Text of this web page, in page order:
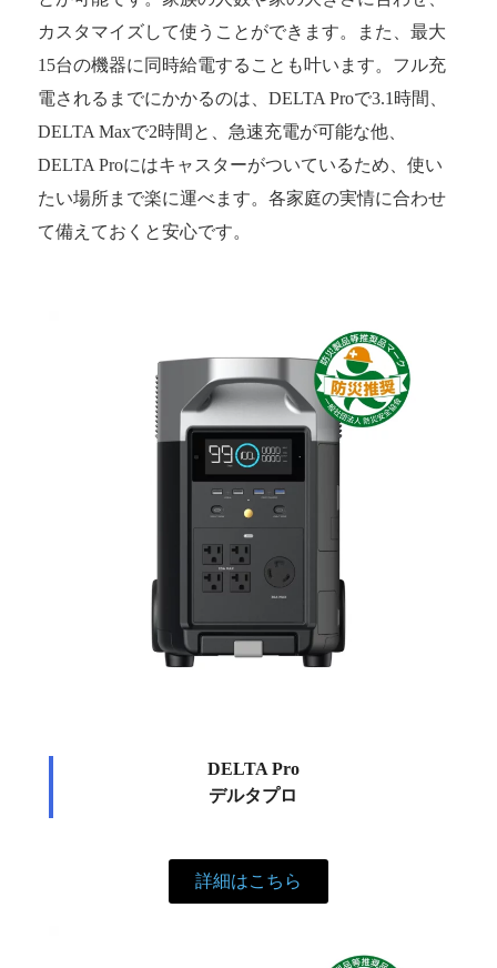
カスタマイズして使うことができます。また、最大
15台の機器に同時給電することも叶います。フル充
電されるまでにかかるのは、DELTA Proで3.1時間、
DELTA Maxで2時間と、急速充電が可能な他、
DELTA Proにはキャスターがついているため、使い
たい場所まで楽に運べます。各家庭の実情に合わせ
て備えておくと安心です。
DELTA Pro
デルタプロ
詳細はこちら